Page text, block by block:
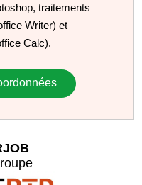
traitements
Writer) et
Calc).